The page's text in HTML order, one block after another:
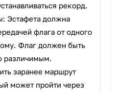
рекорд.
Эстафета должна
флага от одного
Флаг должен быть
различимым.
заранее маршрут
может пройти через